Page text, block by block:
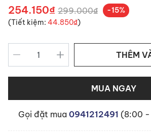
254.150₫ 299.000₫
-15%
(Tiết kiệm: 44.850₫)
THÊM
MUA NGAY
Gọi đặt mua 0941212491 (8:00 -